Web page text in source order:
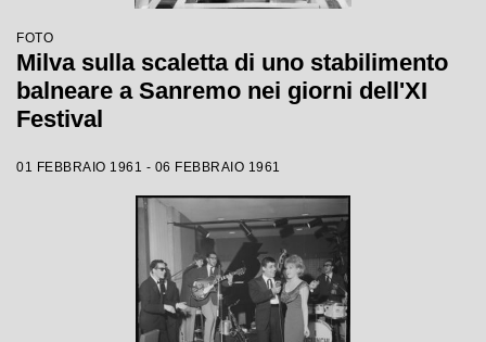
FOTO
Milva sulla scaletta di uno stabilimento
balneare a Sanremo nei giorni dell'XI
Festival
01 FEBBRAIO 1961 - 06 FEBBRAIO 1961